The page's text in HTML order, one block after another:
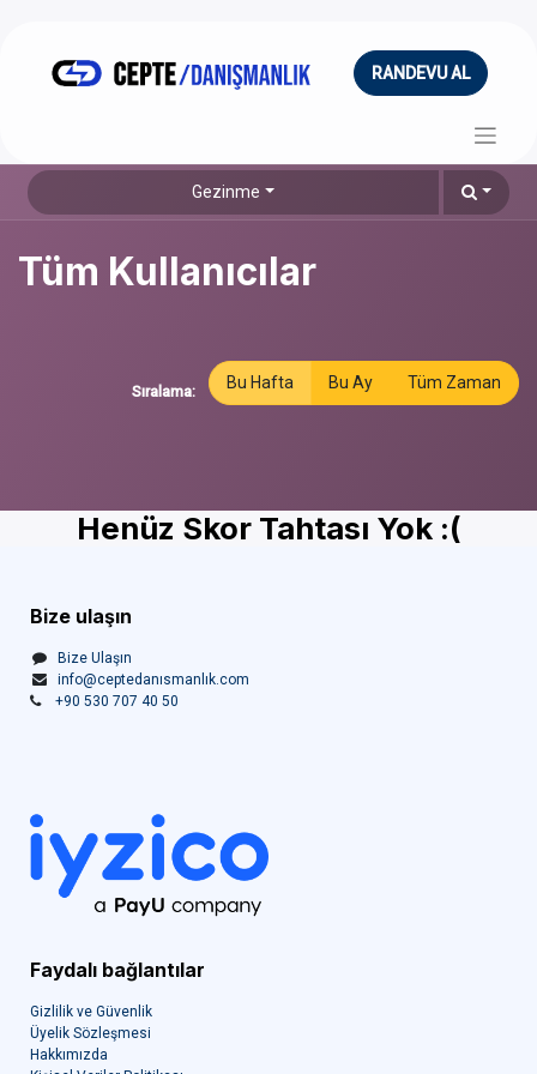
RANDEVU AL
Gezinme
Tüm Kullanıcılar
Sıralama: Bu Hafta Bu Ay Tüm Zaman
Henüz Skor Tahtası Yok :(
Bize ulaşın
Bize Ulaşın
info@ceptedanısmanlık.com
+90 530 707 40 50
Faydalı bağlantılar
Gizlilik ve Güvenlik
Üyelik Sözleşmesi
Hakkımızda